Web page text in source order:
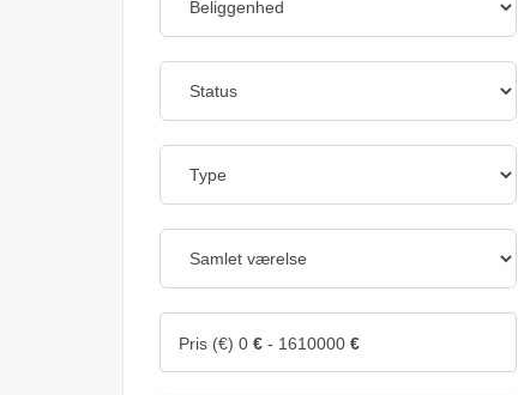
Pris (€) 0 € - 1610000 €